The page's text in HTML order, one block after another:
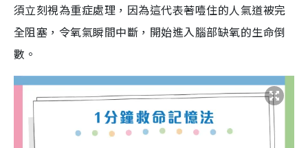
須立刻視為重症處理，因為這代表著噎住的人氣道被完
全阻塞，令氧氣瞬間中斷，開始進入腦部缺氧的生命倒
數。